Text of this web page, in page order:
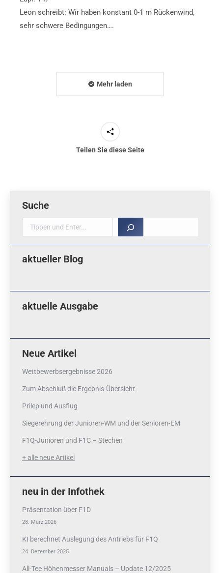
Leon schreibt: Wir haben konstant 0-1 m Rückenwind,
sehr schwere Bedingungen….
Mehr laden
Teilen Sie diese Seite
Suche
Suche
aktueller Blog
aktuelle Ausgabe
Neue Artikel
Wettbewerbsergebnisse 2026
Zum Abschluß die Ergebnis-Übersicht
Prilep und Ausflug
Siegerehrung der Junioren-WM und der Senioren-EM
F1Q-Junioren und F1C – Stechen
+ alle neue Artikel
neu in der Infothek
Präsentation über F1D
28. März 2026
KI berechnet Auslegung des Antriebs für F1Q
24. Dezember 2025
All-Tee Höhenmesser Manuals – Update 12/2025